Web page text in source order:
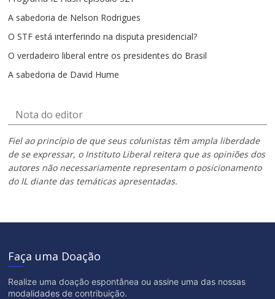
A sabedoria de Nelson Rodrigues
O STF está interferindo na disputa presidencial?
O verdadeiro liberal entre os presidentes do Brasil
A sabedoria de David Hume
Nota do editor
Fiel ao princípio de que seus colunistas têm ampla liberdade
de se expressar, o Instituto Liberal reitera que as opiniões dos
autores não necessariamente representam o posicionamento
do IL diante das temáticas apresentadas.
Faça uma Doação
Realize uma doação espontânea ou assine uma das nossas
modalidades de contribuição.